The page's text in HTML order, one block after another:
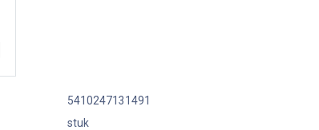
5410247131491
stuk